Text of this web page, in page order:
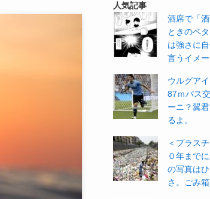
人気記事
酒席で「
ときのベ
は強さに
言うイメー
ウルグア
87ｍパス
ーニ？翼
るよ。
＜プラス
０年まで
の写真は
さ。ごみ